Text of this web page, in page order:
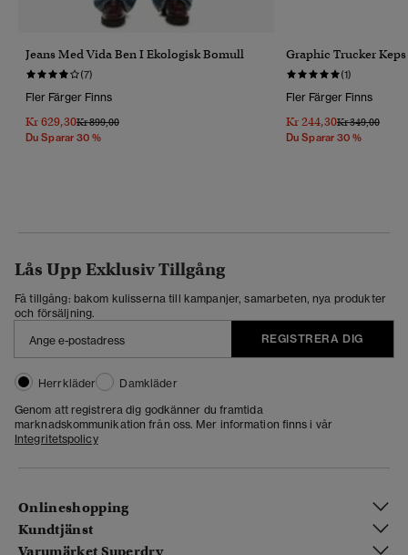
Jeans Med Vida Ben I Ekologisk Bomull
(7)
Fler Färger Finns
Kr 629,30Pris Reducerat Från
Kr 899,00Till
Du Sparar 30 %
Graphic Trucker Keps
(1)
Fler Färger Finns
Kr 244,30Pris Reducerat
Kr 349,00Till
Du Sparar 30 %
Lås Upp Exklusiv Tillgång
Få tillgång: bakom kulisserna till kampanjer, samarbeten, nya produkter
och försäljning.
REGISTRERA DIG
Herrkläder
Damkläder
Genom att registrera dig godkänner du framtida
marknadskommunikation från oss. Mer information finns i vår
Integritetspolicy
Onlineshopping
Kundtjänst
Varumärket Superdry